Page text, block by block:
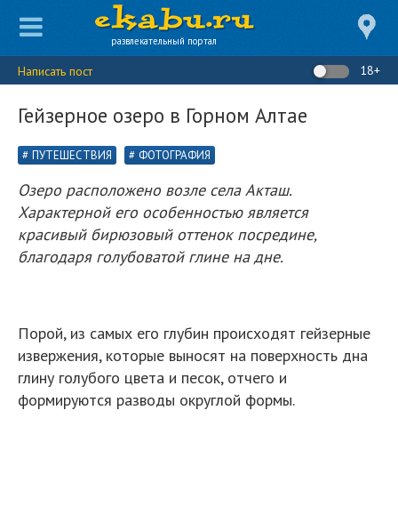
развлекательный портал
Написать пост 18+
Гейзерное озеро в Горном Алтае
ПУТЕШЕСТВИЯ ФОТОГРАФИЯ
Озеро расположено возле села Акташ.
Характерной его особенностью является
красивый бирюзовый оттенок посредине,
благодаря голубоватой глине на дне.
Порой, из самых его глубин происходят гейзерные
извержения, которые выносят на поверхность дна
глину голубого цвета и песок, отчего и
формируются разводы округлой формы.